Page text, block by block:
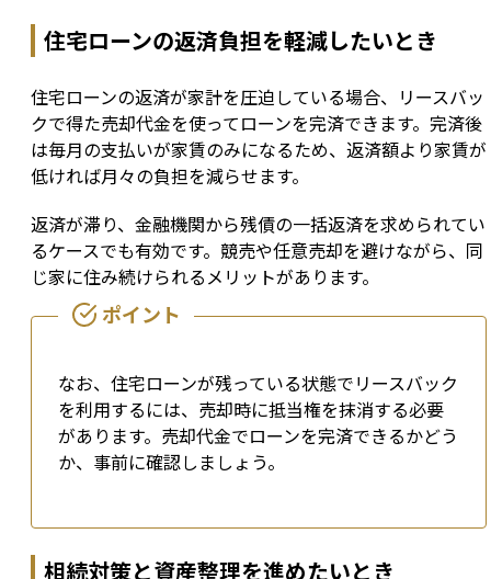
住宅ローンの返済負担を軽減したいとき
住宅ローンの返済が家計を圧迫している場合、リースバッ
クで得た売却代金を使ってローンを完済できます。完済後
は毎月の支払いが家賃のみになるため、返済額より家賃が
低ければ月々の負担を減らせます。
返済が滞り、金融機関から残債の一括返済を求められてい
るケースでも有効です。競売や任意売却を避けながら、同
じ家に住み続けられるメリットがあります。
なお、住宅ローンが残っている状態でリースバック
を利用するには、売却時に抵当権を抹消する必要
があります。売却代金でローンを完済できるかどう
か、事前に確認しましょう。
相続対策と資産整理を進めたいとき